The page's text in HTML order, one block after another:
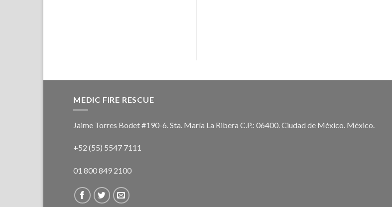
MEDIC FIRE RESCUE
Jaime Torres Bodet #190-6. Sta. María La Ribera C.P.: 06400. Ciudad de México. México.
+52 (55) 5547 7111
01 800 849 2100